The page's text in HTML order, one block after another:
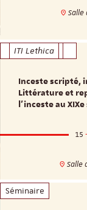
Salle
ITI Lethica
Inceste scripté,
Littérature et
l’inceste au
15
Salle
Séminaire